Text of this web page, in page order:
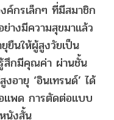
ค์กรเล็กๆ ที่มีสมาชิก
างมีความสุขมาแล้ว
ยืนให้ผู้สูงวัยเป็น
รู้สึกมีคุณค่า ผ่านชั้น
อายุ ‘อินเทรนด์’ ได้
แพด การตัดต่อแบบ
นังสั้น